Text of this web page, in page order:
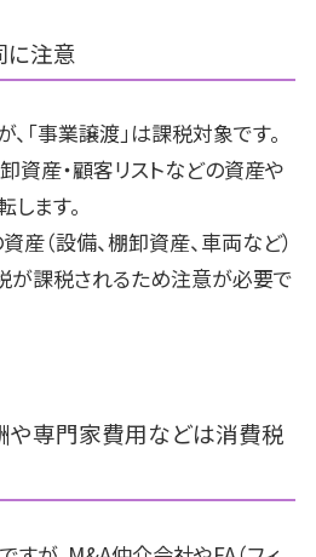
に注意
「事業譲渡」は課税対象です。
資産・顧客リストなどの資産や
ます。
産（設備、棚卸資産、車両など）
が課税されるため注意が必要で
や専門家費用などは消費税